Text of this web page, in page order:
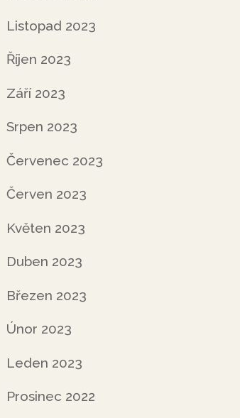
Listopad 2023
Říjen 2023
Září 2023
Srpen 2023
Červenec 2023
Červen 2023
Květen 2023
Duben 2023
Březen 2023
Únor 2023
Leden 2023
Prosinec 2022